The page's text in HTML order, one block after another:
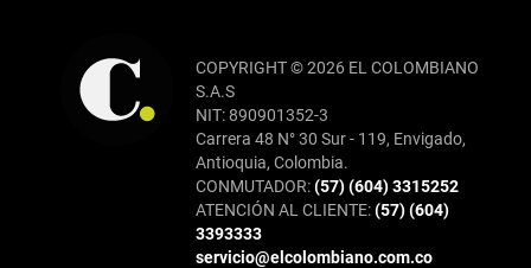
COPYRIGHT © 2026 EL COLOMBIANO
S.A.S
NIT: 890901352-3
Carrera 48 N° 30 Sur - 119, Envigado,
Antioquia, Colombia.
CONMUTADOR:(57) (604) 3315252
ATENCIÓN AL CLIENTE:(57) (604)
3393333
servicio@elcolombiano.com.co